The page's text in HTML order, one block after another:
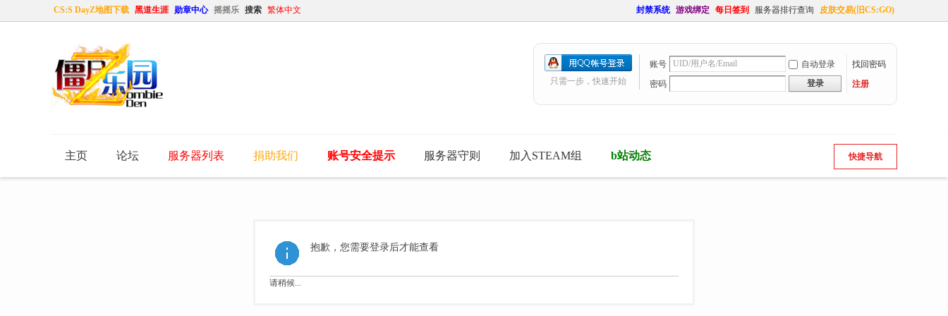
CS:S DayZ地图下载 黑道生涯 勋章中心 摇摇乐 搜索 繁体中文 封禁系统 游戏绑定 每日签到 服务器排行查询 皮肤交易(旧CS:GO)
账号 自动登录
找回密码
密码
登录 注册
只需一步，快速开始
快捷导航
主页 论坛 服务器列表 捐助我们 账号安全提示 服务器守则 加入STEAM组 b站动态
抱歉，您需要登录后才能查看
请稍候...